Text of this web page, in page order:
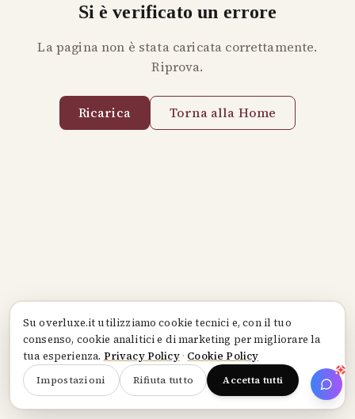
Suoverluxe.itutilizziamo cookie tecnici e, con il tuo
consenso, cookie analitici e di marketing per migliorare la
tua esperienza. Privacy Policy· Cookie Policy
Impostazioni Rifiuta tutto Accetta tutti
Si è verificato un errore
La pagina non è stata caricata correttamente.
Riprova.
Ricarica Torna alla Home